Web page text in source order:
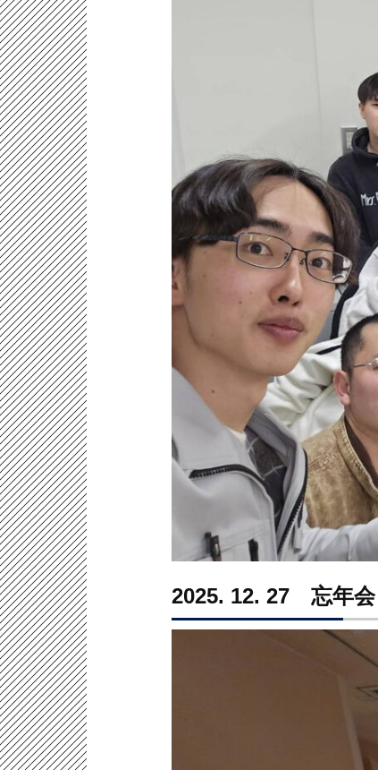
2025. 12. 27 忘年会